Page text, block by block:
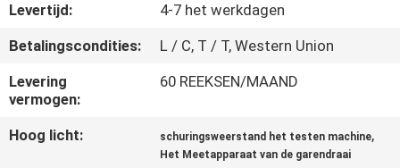
NIEUWS
VERZOEK
CITAAT
Levertijd:
4-7 het werkdagen
Betalingscondities:
L / C, T / T, Western Union
Levering
vermogen:
60 REEKSEN/MAAND
Hoog licht: schuringsweerstand het testen machine,
Het Meetapparaat van de garendraai